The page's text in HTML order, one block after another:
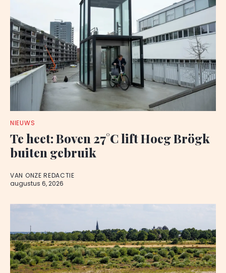
NIEUWS
Te heet: Boven 27°C lift Hoeg Brögk
buiten gebruik
VAN ONZE REDACTIE
augustus 6, 2026